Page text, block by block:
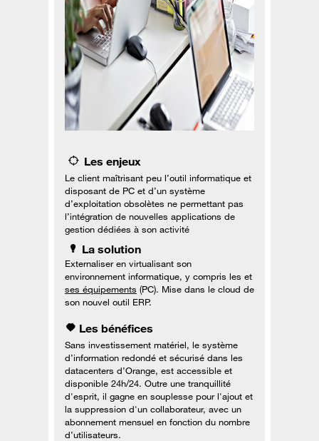
Les enjeux
Le client maîtrisant peu l’outil informatique et
disposant de PC et d’un système
d’exploitation obsolètes ne permettant pas
l’intégration de nouvelles applications de
gestion dédiées à son activité
La solution
Externaliser en virtualisant son
environnement informatique, y compris les et
ses équipements (PC). Mise dans le cloud de
son nouvel outil ERP.
Les bénéfices
Sans investissement matériel, le système
d’information redondé et sécurisé dans les
datacenters d’Orange, est accessible et
disponible 24h/24. Outre une tranquillité
d'esprit, il gagne en souplesse pour l'ajout et
la suppression d'un collaborateur, avec un
abonnement mensuel en fonction du nombre
d’utilisateurs.